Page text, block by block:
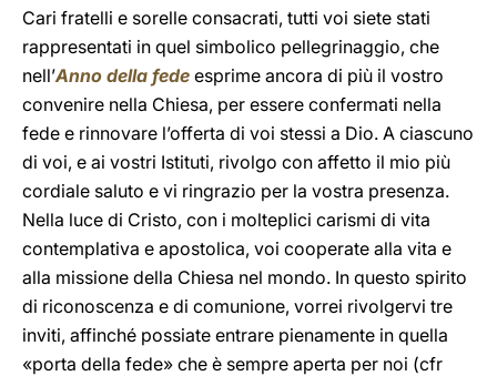
Cari fratelli e sorelle consacrati, tutti voi siete stati
rappresentati in quel simbolico pellegrinaggio, che
nell’Anno della fede esprime ancora di più il vostro
convenire nella Chiesa, per essere confermati nella
fede e rinnovare l’offerta di voi stessi a Dio. A ciascuno
di voi, e ai vostri Istituti, rivolgo con affetto il mio più
cordiale saluto e vi ringrazio per la vostra presenza.
Nella luce di Cristo, con i molteplici carismi di vita
contemplativa e apostolica, voi cooperate alla vita e
alla missione della Chiesa nel mondo. In questo spirito
di riconoscenza e di comunione, vorrei rivolgervi tre
inviti, affinché possiate entrare pienamente in quella
«porta della fede» che è sempre aperta per noi (cfr